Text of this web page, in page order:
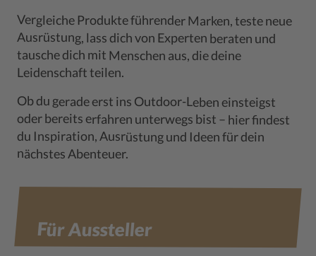
Vergleiche Produkte führender Marken, teste neue
Ausrüstung, lass dich von Experten beraten und
tausche dich mit Menschen aus, die deine
Leidenschaft teilen.
Ob du gerade erst ins Outdoor-Leben einsteigst
oder bereits erfahren unterwegs bist – hier findest
du Inspiration, Ausrüstung und Ideen für dein
nächstes Abenteuer.
Für Aussteller